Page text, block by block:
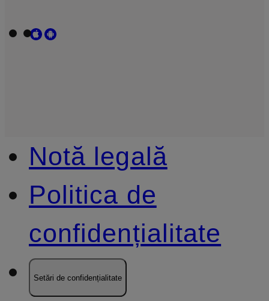
Notă legală
Politica de
confidențialitate
Setări de confidențialitate